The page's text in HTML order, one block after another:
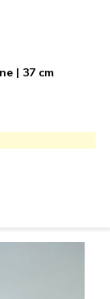
| 37 cm